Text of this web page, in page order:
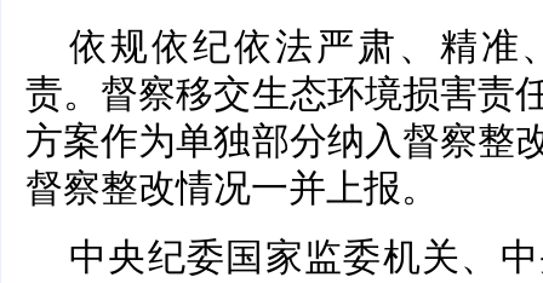
依规依纪依法严肃、精准
责。督察移交生态环境损害责
方案作为单独部分纳入督察整
督察整改情况一并上报。
中央纪委国家监委机关、